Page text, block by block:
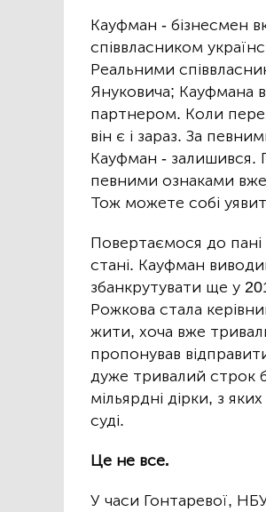
Кауфман - бізнесмен
співвласником
Реальними
Януковича; Кауфмана
партнером. Коли
він є і зараз. За
Кауфман - залишився.
певними ознаками
Тож можете собі
Повертаємося до
стані. Кауфман
збанкрутувати ще у
Рожкова стала
жити, хоча вже
пропонував
дуже тривалий строк
мільярдні дірки, з
суді.
Це не все.
У часи Гонтаревої,